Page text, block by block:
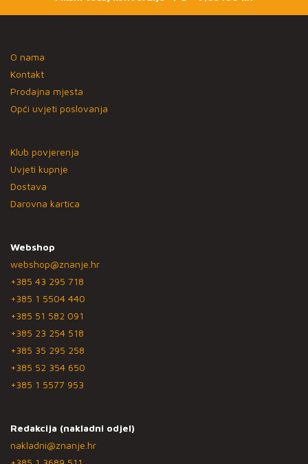
O nama
Kontakt
Prodajna mjesta
Opći uvjeti poslovanja
Klub povjerenja
Uvjeti kupnje
Dostava
Darovna kartica
Webshop
webshop@znanje.hr
+385 43 295 718
+385 1 5504 440
+385 51 582 091
+385 23 254 518
+385 35 295 258
+385 52 354 650
+385 1 5577 953
Redakcija (nakladni odjel)
nakladni@znanje.hr